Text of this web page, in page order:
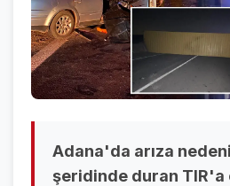
SON DAKİKA HABERLERİ
VİDEO GALERİ
GALERİLER
Adana'da arıza
şeridinde duran TIR'a